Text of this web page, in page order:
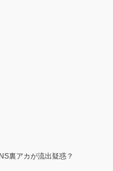
裏アカが流出疑惑？